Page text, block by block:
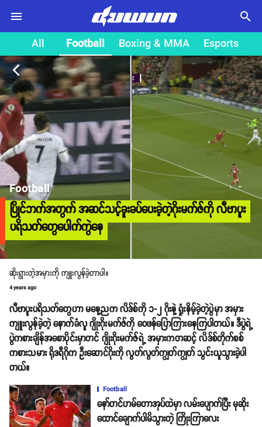
search
All Football Boxing & MMA Esports
arrow_back_ios
Football
ပြိုင်ဘက်အတွက် အဆင်သင့်ခူးခပ်ပေးခဲ့တဲ့ဂိုးမက်ဇ်ကို လီဗာပူး
ပရိသတ်တွေပေါက်ကွဲနေ
ဆိုးရွားတဲ့အမှားကို ကျူးလွန်ခဲ့တာပါ။
4 years ago
လီဗာပူးပရိသတ်တွေဟာ မနေ့ညက လိဒ်စ်ကို ၁-၂ ဂိုးနဲ့ ရှုံးနိမ့်ခဲ့တဲ့ပွဲမှာ အမှား
ကျူးလွန်ခဲ့တဲ့ နောက်ခံလူ ဂျိုးဂိုးမက်ဇ်ကို ဝေဖန်ပြောကြားနေကြပါတယ်။ ဒီပွဲရဲ့
ပွဲကစားချိန်အစောပိုင်းမှာတင် ဂျိုးဂိုးမက်ဇ်ရဲ့ အမှားကတဆင့် လိဒ်စ်တိုက်စစ်
ကစားသမား ရိုဒရီဂိုက ဦးဆောင်ဂိုးကို လွတ်လွတ်ကျွတ်ကျွတ် သွင်းယူသွားခဲ့ပါ
တယ်။
Football
နော်တင်ဟမ်တောအုပ်ထဲမှာ လမ်းပျောက်ပြီး မုဆိုး
ထောင်ချောက်ပါမိသွားတဲ့ ကြိုးကြာလေး